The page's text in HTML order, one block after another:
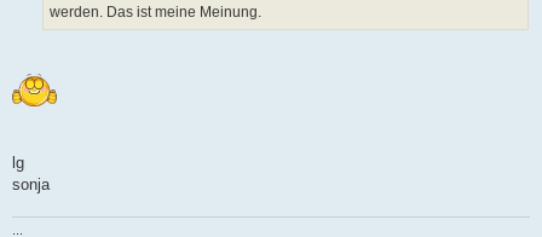
werden. Das ist meine Meinung.
lg
sonja